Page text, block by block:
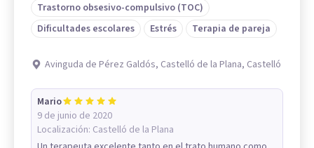
Trastorno obsesivo-compulsivo (TOC)
Dificultades escolares
Estrés Terapia de pareja
Avinguda de Pérez Galdós, Castelló de la Plana, Castelló
Mario
9 de junio de 2020
Localización: Castelló de la Plana